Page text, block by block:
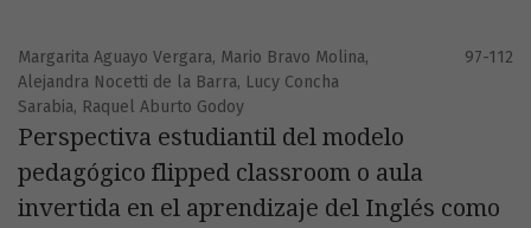
Margarita Aguayo Vergara, Mario Bravo Molina,
Alejandra Nocetti de la Barra, Lucy Concha
Sarabia, Raquel Aburto Godoy
97-112
Perspectiva estudiantil del modelo
pedagógico flipped classroom o aula
invertida en el aprendizaje del Inglés como